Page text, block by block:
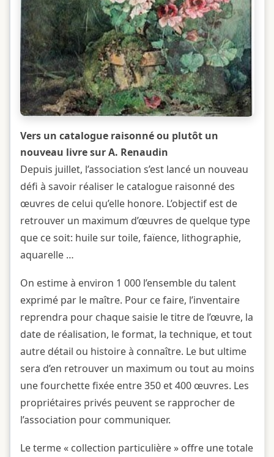
Vers un catalogue raisonné ou plutôt un
nouveau livre sur A. Renaudin
Depuis juillet, l’association s’est lancé un nouveau
défi à savoir réaliser le catalogue raisonné des
œuvres de celui qu’elle honore. L’objectif est de
retrouver un maximum d’œuvres de quelque type
que ce soit: huile sur toile, faïence, lithographie,
aquarelle …
On estime à environ 1 000 l’ensemble du talent
exprimé par le maître. Pour ce faire, l’inventaire
reprendra pour chaque saisie le titre de l’œuvre, la
date de réalisation, le format, la technique, et tout
autre détail ou histoire à connaître. Le but ultime
sera d’en retrouver un maximum ou tout au moins
une fourchette fixée entre 350 et 400 œuvres. Les
propriétaires privés peuvent se rapprocher de
l’association pour communiquer.
Le terme « collection particulière » offre une totale